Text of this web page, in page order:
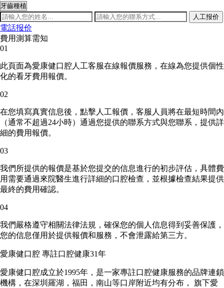
人工报价
電話报价
費用測算需知
01
此頁面為愛康健口腔人工客服在線報價服務，在線為您提供個性
化的看牙費用報價。
02
在您填寫真實信息後，點擊人工報價，客服人員將在最短時間內
（通常不超過24小時）通過您提供的聯系方式與您聯系，提供詳
細的費用報價。
03
我們所提供的報價是基於您提交的信息進行的初步評估，具體費
用需要通過來院醫生進行詳細的口腔檢查，並根據檢查結果提供
最終的費用確認。
04
我們嚴格遵守相關法律法規，確保您的個人信息得到妥善保護，
您的信息僅用於提供報價和服務，不會泄露給第三方。
愛康健口腔 專註口腔健康31年
愛康健口腔成立於1995年，是一家專註口腔健康服務的品牌連鎖
機構，在深圳羅湖，福田，南山等口岸附近均有分布， 旗下愛